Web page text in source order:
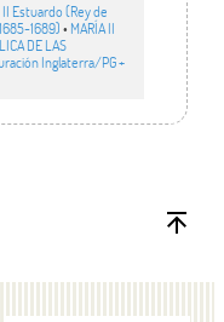
II Estuardo (Rey de
1689)• MARÍA II
DE LAS
Inglaterra/PG +